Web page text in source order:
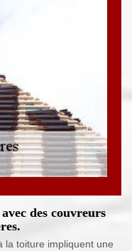
des couvreurs
la toiture impliquent une